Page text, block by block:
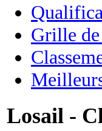
Grille
Losail -